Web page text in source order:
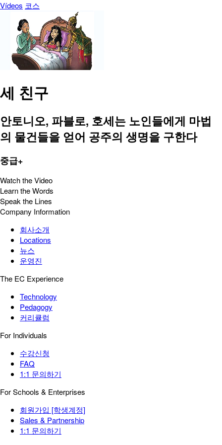
Vídeos 코스
세 친구
안토니오, 파블로, 호세는 노인들에게 마법
의 물건들을 얻어 공주의 생명을 구한다
중급+
Watch the Video
Learn the Words
Speak the Lines
Company Information
회사소개
Locations
뉴스
운영진
The EC Experience
Technology
Pedagogy
커리큘럼
For Individuals
수강신청
FAQ
1:1 문의하기
For Schools & Enterprises
회원가입 [학생계정]
Sales & Partnership
1:1 문의하기